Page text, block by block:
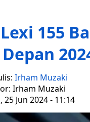
155
Irham Muzaki
Irham Muzaki
25 Jun 2024 - 11:14